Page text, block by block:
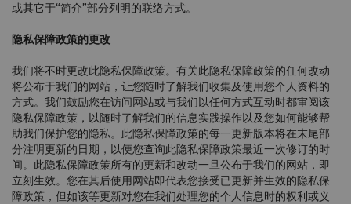
或其它于“简介”部分列明的联络方式。
隐私保障政策的更改
我们将不时更改此隐私保障政策。有关此隐私保障政策的任何改动
将公布于我们的网站，让您随时了解我们收集及使用您个人资料的
方式。我们鼓励您在访问网站或与我们以任何方式互动时都审阅该
隐私保障政策，以随时了解我们的信息实践操作以及您如何能够帮
助我们保护您的隐私。此隐私保障政策的每一更新版本将在末尾部
分注明更新的日期，以便您查询此隐私保障政策最近一次修订的时
间。此隐私保障政策所有的更新和改动一旦公布于我们的网站，即
立刻生效。您在其后使用网站即代表您接受已更新并生效的隐私保
障政策，但如该等更新对您在我们处理您的个人信息时的权利或义